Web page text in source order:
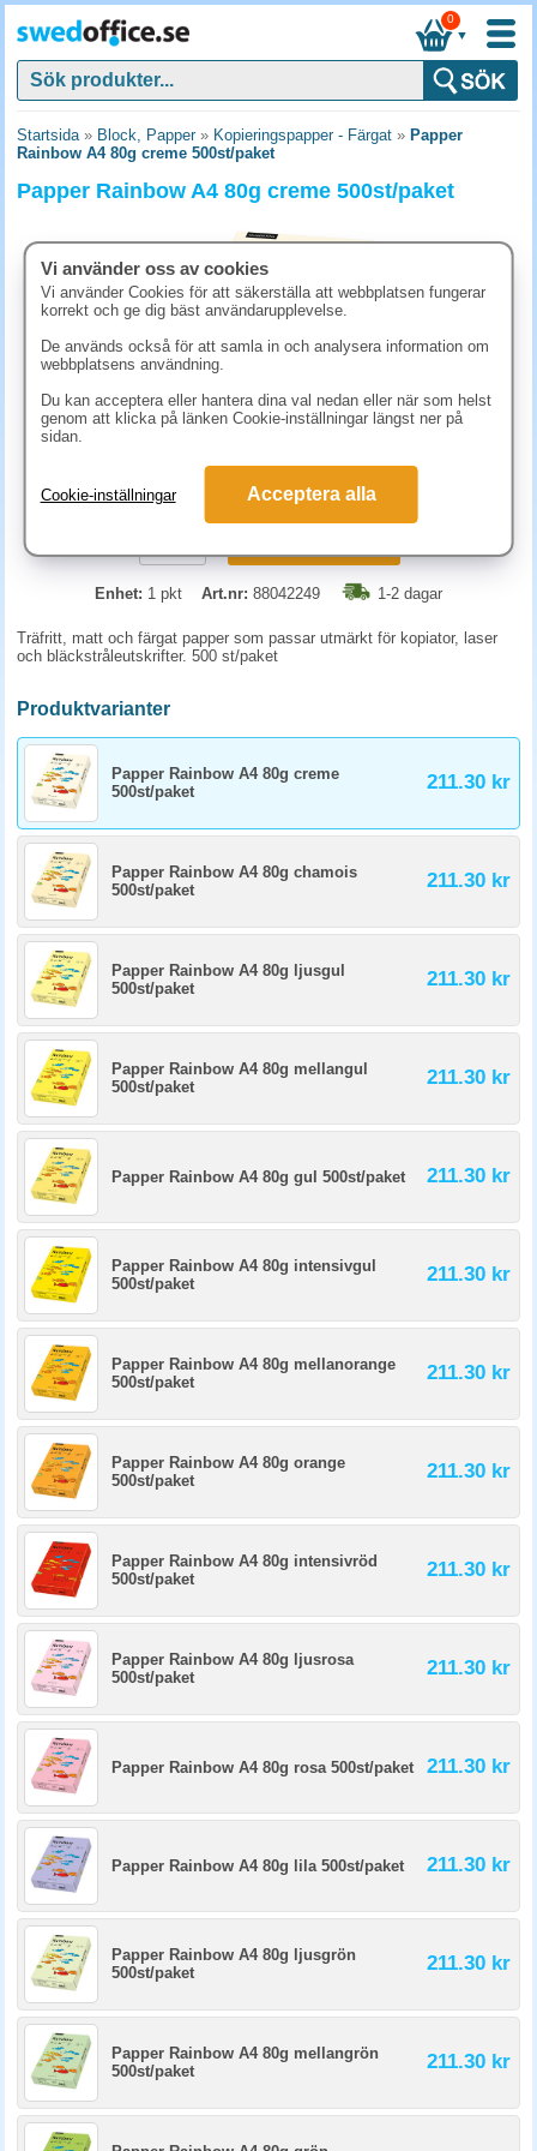
▼
0
Startsida» Block, Papper» Kopieringspapper - Färgat » Papper
Rainbow A4 80g creme 500st/paket
Papper Rainbow A4 80g creme 500st/paket
211.30 kr (inkl. moms)
Enhet: 1 pkt Art.nr: 88042249 1-2 dagar
Träfritt, matt och färgat papper som passar utmärkt för kopiator, laser
och bläckstråleutskrifter. 500 st/paket
Produktvarianter
Papper Rainbow A4 80g creme
500st/paket
211.30 kr
Papper Rainbow A4 80g chamois
500st/paket
211.30 kr
Papper Rainbow A4 80g ljusgul
500st/paket
211.30 kr
Papper Rainbow A4 80g mellangul
500st/paket
211.30 kr
Papper Rainbow A4 80g gul 500st/paket 211.30 kr
Papper Rainbow A4 80g intensivgul
500st/paket
211.30 kr
Papper Rainbow A4 80g mellanorange
500st/paket
211.30 kr
Papper Rainbow A4 80g orange
500st/paket
211.30 kr
Papper Rainbow A4 80g intensivröd
500st/paket
211.30 kr
Papper Rainbow A4 80g ljusrosa
500st/paket
211.30 kr
Papper Rainbow A4 80g rosa 500st/paket 211.30 kr
Papper Rainbow A4 80g lila 500st/paket 211.30 kr
Papper Rainbow A4 80g ljusgrön
500st/paket
211.30 kr
Papper Rainbow A4 80g mellangrön
500st/paket
211.30 kr
Vi använder oss av cookies
Vi använder Cookies för att säkerställa att webbplatsen fungerar
korrekt och ge dig bäst användarupplevelse.
De används också för att samla in och analysera information om
webbplatsens användning.
Du kan acceptera eller hantera dina val nedan eller när som helst
genom att klicka på länken Cookie-inställningar längst ner på
sidan.
Cookie-inställningar Acceptera alla